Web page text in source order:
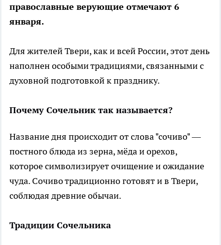
православные верующие отмечают 6
января.
Для жителей Твери, как и всей России, этот день
наполнен особыми традициями, связанными с
духовной подготовкой к празднику.
Почему Сочельник так называется?
Название дня происходит от слова "сочиво" —
постного блюда из зерна, мёда и орехов,
которое символизирует очищение и ожидание
чуда. Сочиво традиционно готовят и в Твери,
соблюдая древние обычаи.
Традиции Сочельника